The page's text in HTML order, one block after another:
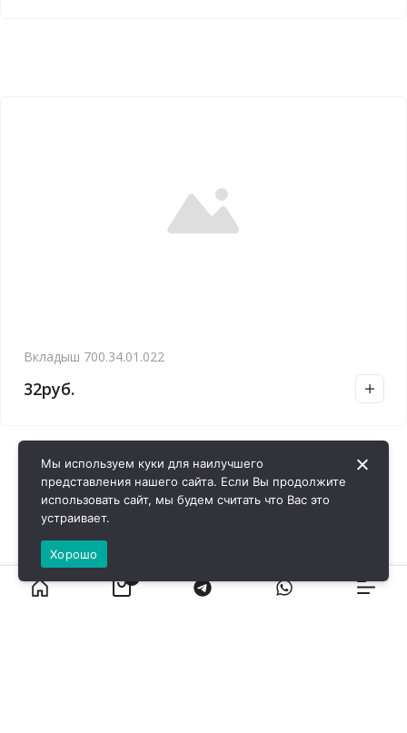
Вкладыш 700.34.01.022
32руб.
Мы используем куки для наилучшего
представления нашего сайта. Если Вы продолжите
использовать сайт, мы будем считать что Вас это
устраивает.
Хорошо